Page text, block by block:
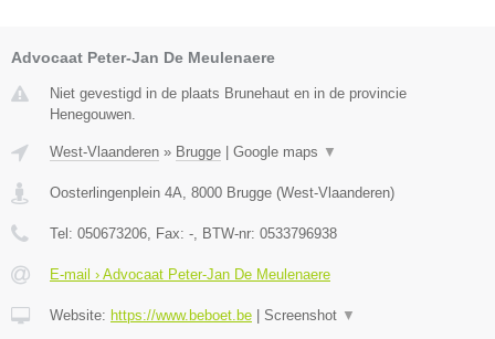
Advocaat Peter-Jan De Meulenaere
Niet gevestigd in de plaats Brunehaut en in de provincie
Henegouwen.
West-Vlaanderen » Brugge Google maps ▼
Oosterlingenplein 4A, 8000 Brugge (West-Vlaanderen)
Tel: 050673206, Fax: -, BTW-nr: 0533796938
E-mail › Advocaat Peter-Jan De Meulenaere
Website: https://www.beboet.be Screenshot ▼